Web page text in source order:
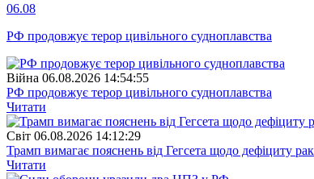
06.08
РФ продовжує терор цивільного судноплавства
Війна 06.08.2026 14:54:55
РФ продовжує терор цивільного судноплавства
Читати
Свiт 06.08.2026 14:12:29
Трамп вимагає пояснень від Гегсета щодо дефіциту
Читати